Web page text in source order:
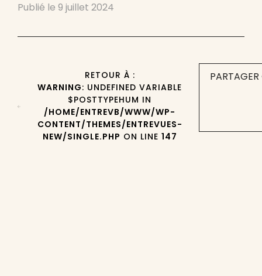
Publié le 9 juillet 2024
RETOUR À :
WARNING: UNDEFINED VARIABLE
$POSTTYPEHUM IN
/HOME/ENTREVB/WWW/WP-
CONTENT/THEMES/ENTREVUES-
NEW/SINGLE.PHP ON LINE 147